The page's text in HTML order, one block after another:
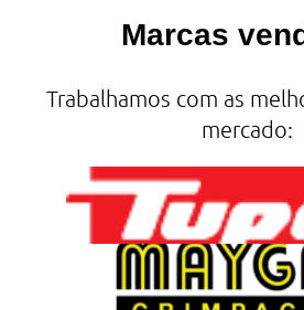
Marcas
Trabalhamos com as
mercado: